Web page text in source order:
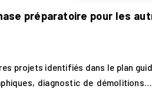
préparatoire pour les
projets identifiés dans le plan
diagnostic de